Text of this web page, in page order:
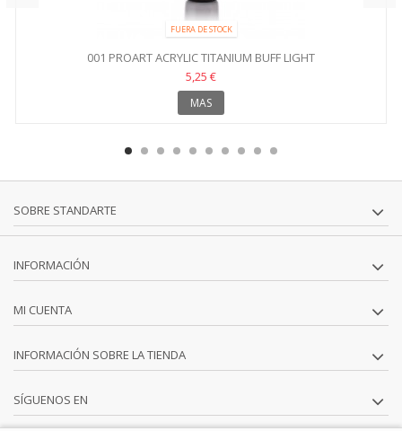
FUERA DE STOCK
001 PROART ACRYLIC TITANIUM BUFF LIGHT
5,25 €
MAS
SOBRE STANDARTE
INFORMACIÓN
MI CUENTA
INFORMACIÓN SOBRE LA TIENDA
SÍGUENOS EN